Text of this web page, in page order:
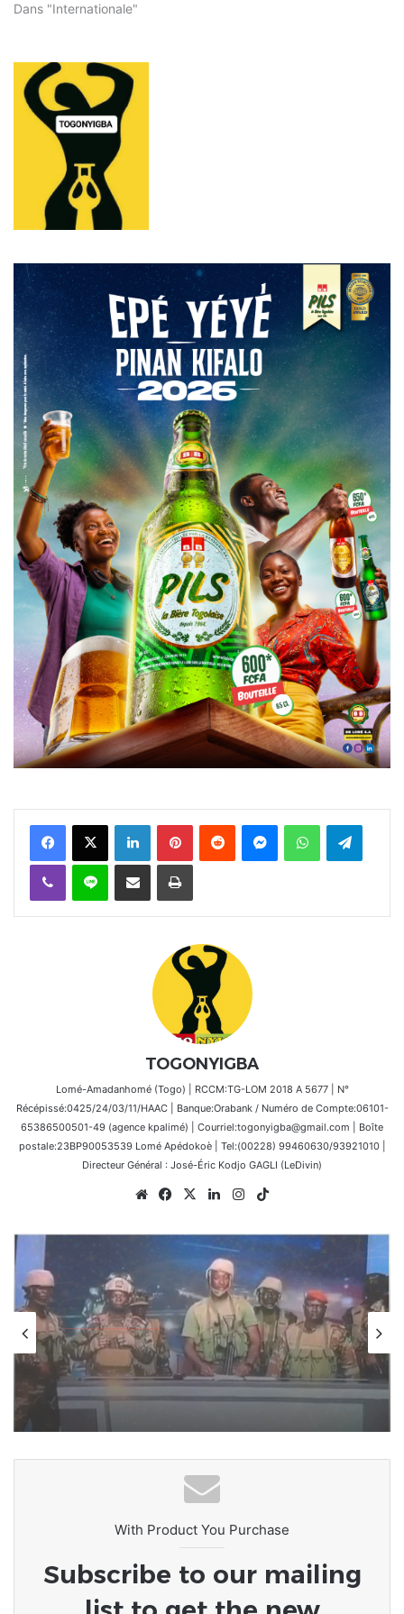
Dans "Internationale"
FacebookX Linkedin PinterestReddit MessengerWhatsAppTelegram
Viber Ligne Partager par email Imprimer
TOGONYIGBA
Lomé-Amadanhomé (Togo) | RCCM:TG-LOM 2018 A 5677 | N°
Récépissé:0425/24/03/11/HAAC | Banque:Orabank / Numéro de Compte:06101-
65386500501-49 (agence kpalimé) | Courriel:togonyigba@gmail.com | Boîte
postale:23BP90053539 Lomé Apédokoè | Tel:(00228) 99460630/93921010 |
Directeur Général : José-Éric Kodjo GAGLI (LeDivin)
WebsiteFacebook
X LinkedinInstagram
Internationale
7 décembre 2025
Tentative de coup d’État échouée au
Bénin
With Product You Purchase
Subscribe to our mailing